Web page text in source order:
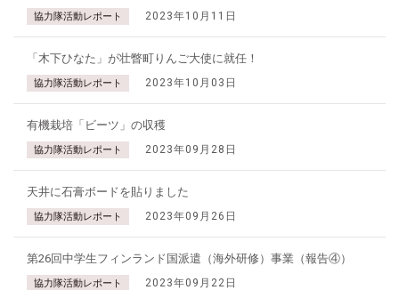
協力隊活動レポート 2023年10月11日
「木下ひなた」が壮瞥町りんご大使に就任！
協力隊活動レポート 2023年10月03日
有機栽培「ビーツ」の収穫
協力隊活動レポート 2023年09月28日
天井に石膏ボードを貼りました
協力隊活動レポート 2023年09月26日
第26回中学生フィンランド国派遣（海外研修）事業（報告④）
協力隊活動レポート 2023年09月22日